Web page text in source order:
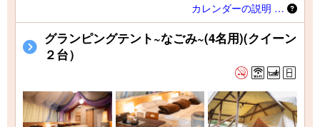
カレンダーの説明 …
グランピングテント~なごみ~(4名用)(クイーン
２台）